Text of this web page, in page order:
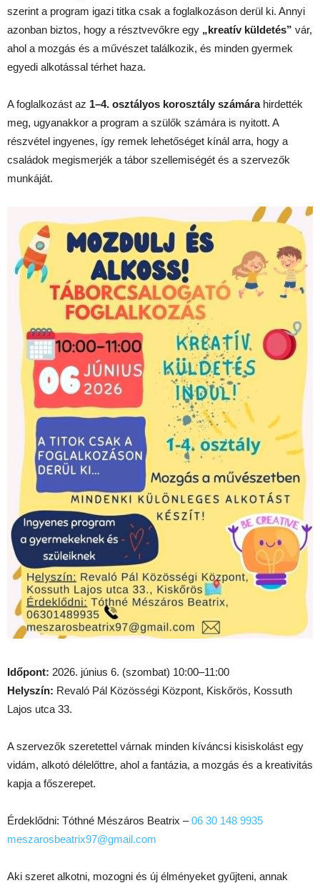
szerint a program igazi titka csak a foglalkozáson derül ki. Annyi
azonban biztos, hogy a résztvevőkre egy „kreatív küldetés” vár,
ahol a mozgás és a művészet találkozik, és minden gyermek
egyedi alkotással térhet haza.
A foglalkozást az 1–4. osztályos korosztály számárahirdették
meg, ugyanakkor a program a szülők számára is nyitott. A
részvétel ingyenes, így remek lehetőséget kínál arra, hogy a
családok megismerjék a tábor szellemiségét és a szervezők
munkáját.
Időpont: 2026. június 6. (szombat) 10:00–11:00
Helyszín: Revaló Pál Közösségi Központ, Kiskőrös, Kossuth
Lajos utca 33.
A szervezők szeretettel várnak minden kíváncsi kisiskolást egy
vidám, alkotó délelőttre, ahol a fantázia, a mozgás és a kreativitás
kapja a főszerepet.
Érdeklődni: Tóthné Mészáros Beatrix –06 30 148 9935
meszarosbeatrix97@gmail.com
Aki szeret alkotni, mozogni és új élményeket gyűjteni, annak